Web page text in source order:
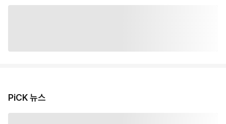
PiCK 뉴스